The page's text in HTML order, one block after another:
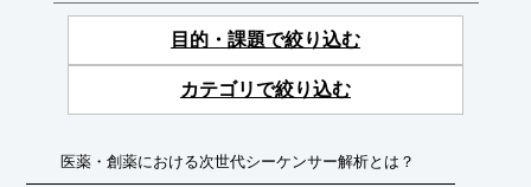
目的・課題で絞り込む
カテゴリで絞り込む
医薬・創薬における次世代シーケンサー解析とは？